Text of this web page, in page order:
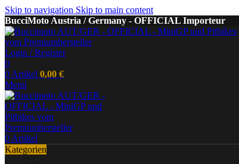
Skip to navigation Skip to main content
BucciMoto Austria / Germany - OFFICIAL Importeur
Login / Register
0
0 Artikel 0,00 €
Menü
0 Artikel
Kategorien